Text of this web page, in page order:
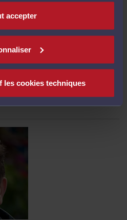
accepter
les cookies techniques